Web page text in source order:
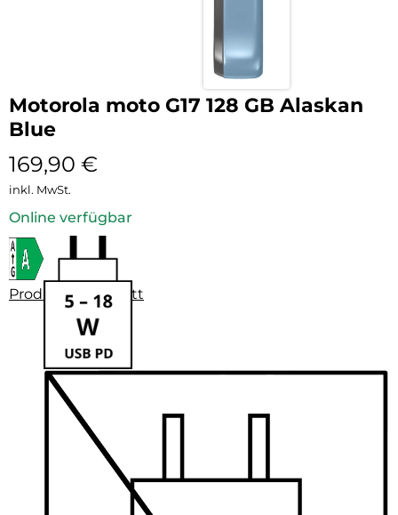
Motorola moto G17 128 GB Alaskan
Blue
169,90 €
inkl. MwSt.
Online verfügbar
Produktdatenblatt